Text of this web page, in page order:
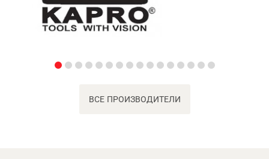
ВСЕ ПРОИЗВОДИТЕЛИ